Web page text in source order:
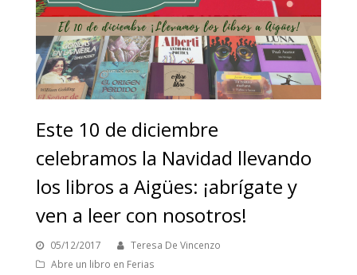
Este 10 de diciembre
celebramos la Navidad llevando
los libros a Aigües: ¡abrígate y
ven a leer con nosotros!
05/12/2017
Teresa De Vincenzo
Abre un libro en Ferias